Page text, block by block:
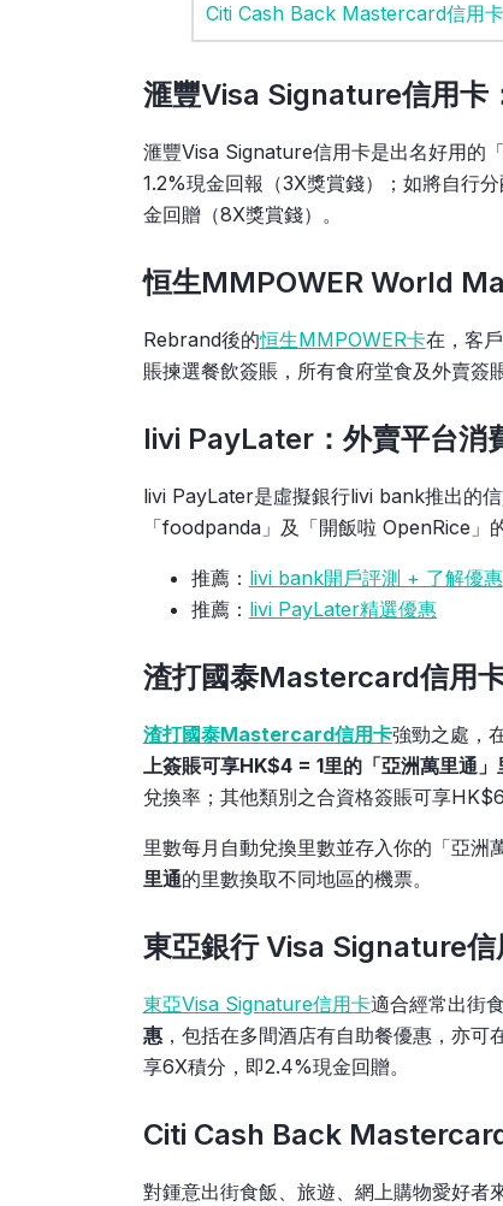
Citi Cash Back Mastercard信用卡
滙豐Visa Signature信用卡
滙豐Visa Signature信用卡是出名好用的
1.2%現金回報（3X獎賞錢）；如將自行
金回贈（8X獎賞錢）。
恒生MMPOWER World
Rebrand後的恒生MMPOWER卡在，客
賬揀選餐飲簽賬，所有食府堂食及外賣
livi PayLater：外賣平台消
livi PayLater是虛擬銀行livi bank推出的
「foodpanda」及「開飯啦 OpenRice」
推薦： livi bank開戶評測 + 了解優惠
推薦： livi PayLater精選優惠
渣打國泰Mastercard信用
渣打國泰Mastercard信用卡強勁之處，
上簽賬可享HK$4 = 1里的「亞洲萬里通」
兌換率；其他類別之合資格簽賬可享
里數每月自動兌換里數並存入你的「亞洲
里通的里數換取不同地區的機票。
東亞銀行 Visa Signature
東亞Visa Signature信用卡適合經常出街
惠，包括在多間酒店有自助餐優惠，亦可
享6X積分，即2.4%現金回贈。
Citi Cash Back
對鍾意出街食飯、旅遊、網上購物愛好者